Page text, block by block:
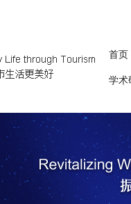
首页
学术